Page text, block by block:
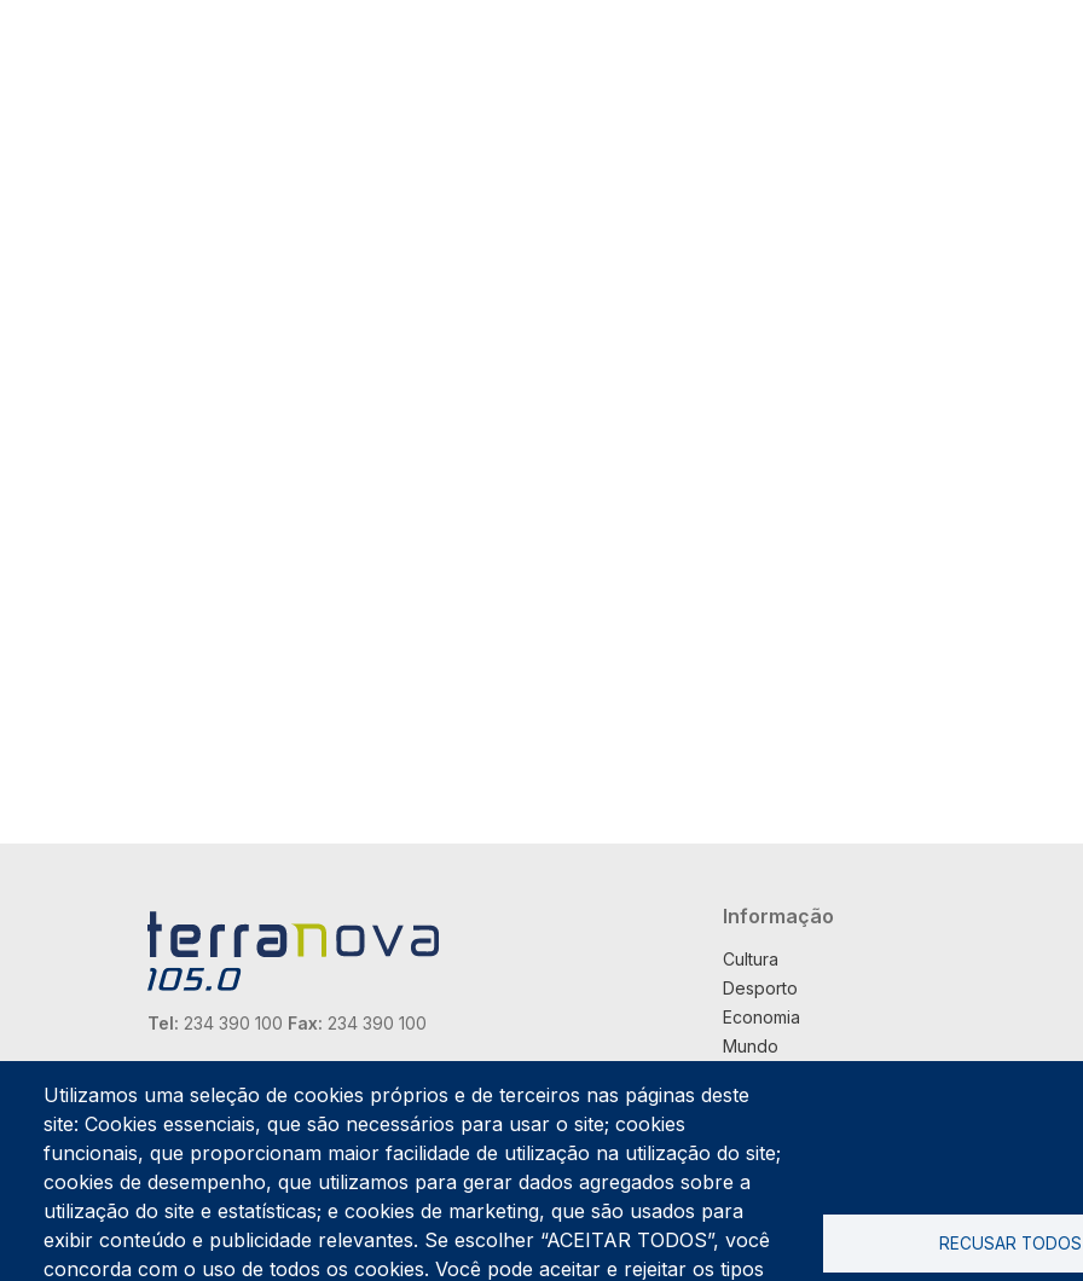
Tel: 234 390 100 Fax: 234 390 100
Endereço Postal
Apartado 42
Rua Gil Eanes 31
3834-908 Gafanha da Nazaré
Estúdios
Rua Prior Guerra
Edifício do Centro Cultural da Gafanha da Nazaré
3830-556 Gafanha da Nazaré
Navegação principal
Informação
Cultura
Desporto
Economia
Mundo
País
Praça
Pub
Saúde
Sociedade
Utilizamos uma seleção de cookies próprios e de terceiros nas páginas deste
site: Cookies essenciais, que são necessários para usar o site; cookies
funcionais, que proporcionam maior facilidade de utilização na utilização do site;
cookies de desempenho, que utilizamos para gerar dados agregados sobre a
utilização do site e estatísticas; e cookies de marketing, que são usados para
exibir conteúdo e publicidade relevantes. Se escolher “ACEITAR TODOS”, você
concorda com o uso de todos os cookies. Você pode aceitar e rejeitar os tipos
RECUSAR TODOS